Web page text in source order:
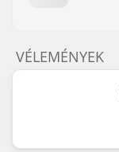
VÉLEMÉNYEK